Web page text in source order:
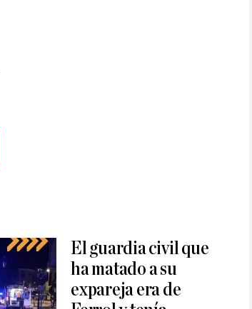
El guardia civil que
ha matado a su
expareja era de